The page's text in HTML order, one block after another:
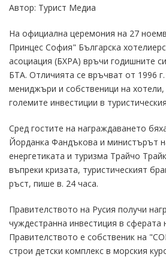
Автор: Турист Медиа
На официална церемония на 27
Принцес София" Българска
асоциация (БХРА) връчи годишните
БТА. Отличията се връчват от 1996
мениджъри и собственици на хотели,
големите инвестиции в
Сред гостите на награждаването
Йорданка Фандъкова и министърът
енергетиката и туризма Трайчо
въпреки кризата, туристическият
ръст, пише в. 24 часа.
Правителството на Русия получи
чуждестранна инвестиция в сферата
Правителството е собственик на
строи детски комплекс в морския